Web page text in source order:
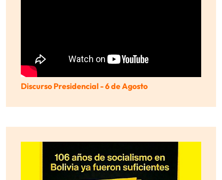
Discurso Presidencial - 6 de Agosto